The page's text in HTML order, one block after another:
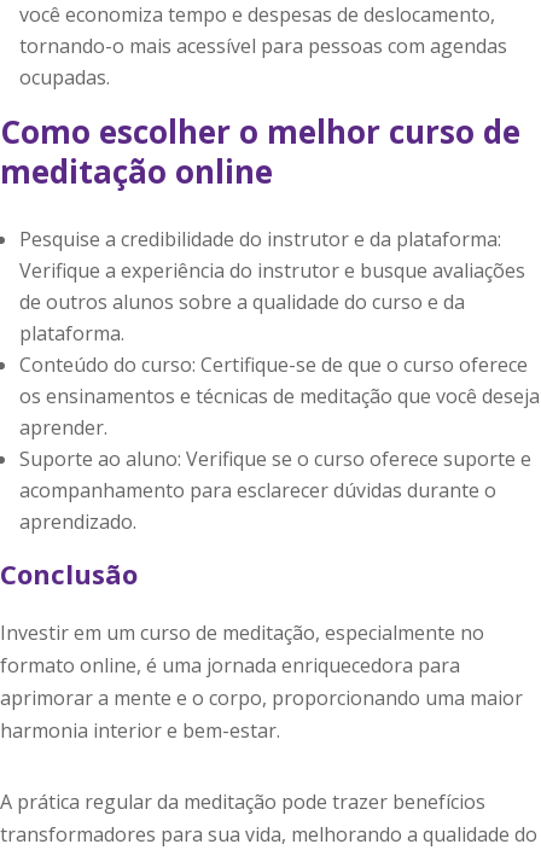
você economiza tempo e despesas de deslocamento,
tornando-o mais acessível para pessoas com agendas
ocupadas.
Como escolher o melhor curso de
meditação online
Pesquise a credibilidade do instrutor e da plataforma:
Verifique a experiência do instrutor e busque avaliações
de outros alunos sobre a qualidade do curso e da
plataforma.
Conteúdo do curso: Certifique-se de que o curso oferece
os ensinamentos e técnicas de meditação que você deseja
aprender.
Suporte ao aluno: Verifique se o curso oferece suporte e
acompanhamento para esclarecer dúvidas durante o
aprendizado.
Conclusão
Investir em um curso de meditação, especialmente no
formato online, é uma jornada enriquecedora para
aprimorar a mente e o corpo, proporcionando uma maior
harmonia interior e bem-estar.
A prática regular da meditação pode trazer benefícios
transformadores para sua vida, melhorando a qualidade do